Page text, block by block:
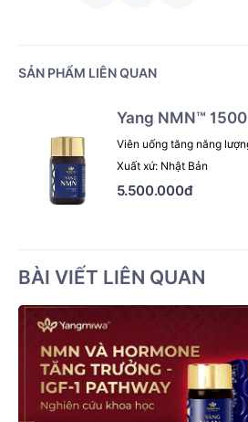
SẢN PHẨM LIÊN QUAN
Yang NMN™
Viên uống tăng năng
Xuất xứ: Nhật Bản
5.500.000đ
BÀI VIẾT LIÊN QUAN